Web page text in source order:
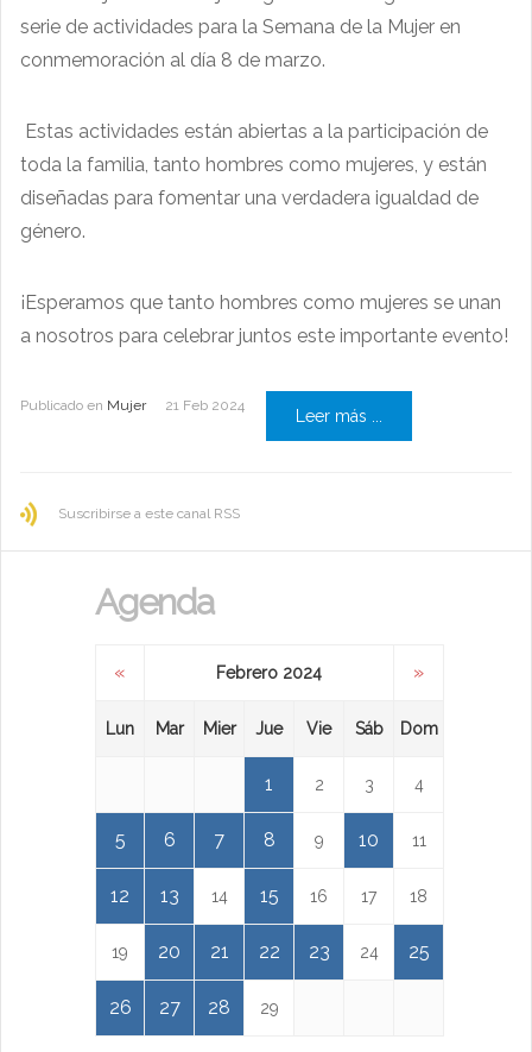
serie de actividades para la Semana de la Mujer en
conmemoración al día 8 de marzo.
Estas actividades están abiertas a la participación de
toda la familia, tanto hombres como mujeres, y están
diseñadas para fomentar una verdadera igualdad de
género.
¡Esperamos que tanto hombres como mujeres se unan
a nosotros para celebrar juntos este importante evento!
Publicado en Mujer 21 Feb 2024
Leer más ...
Suscribirse a este canal RSS
Agenda
« Febrero 2024 »
Lun Mar Mier Jue Vie Sáb Dom
1 2 3 4
5 6 7 8 9 10 11
12 13 14 15 16 17 18
19 20 21 22 23 24 25
26 27 28 29